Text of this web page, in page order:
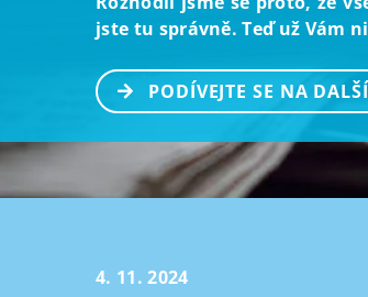
jste tu správně. Teď už Vám
PODÍVEJTE SE NA
4. 11. 2024